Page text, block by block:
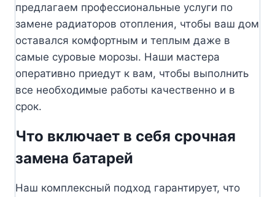
предлагаем профессиональные услуги по
замене радиаторов отопления, чтобы ваш дом
оставался комфортным и теплым даже в
самые суровые морозы. Наши мастера
оперативно приедут к вам, чтобы выполнить
все необходимые работы качественно и в
срок.
Что включает в себя срочная
замена батарей
Наш комплексный подход гарантирует, что